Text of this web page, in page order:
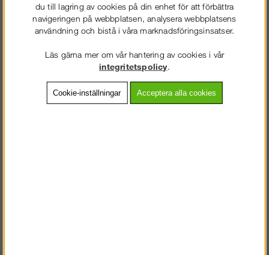
Spånlager
Foderlager
Metallager
Jordlager och
Men betonglego och dess klossar lämpar sig lika bra för att
använda till exempelvis:
du till lagring av cookies på din enhet för att förbättra
navigeringen på webbplatsen, analysera webbplatsens
användning och bistå i våra marknadsföringsinsatser.
Läs gärna mer om vår hantering av cookies i vår
integritetspolicy.
Cookie-inställningar Acceptera alla cookies